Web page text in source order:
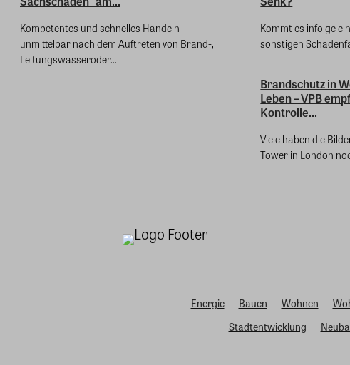
Kompetentes und schnelles Handeln
unmittelbar nach dem Auftreten von Brand-,
Leitungswasseroder...
Kommt es infolge
sonstigen
Brandschutz in
Leben – VPB
Kontrolle...
Viele haben die
Tower in London
Energie Bauen Wohnen
Stadtentwicklung